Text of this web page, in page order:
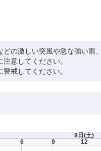
の激しい突風や急な強い雨
意してください。
戒してください。
8日 (土)
6 9 12